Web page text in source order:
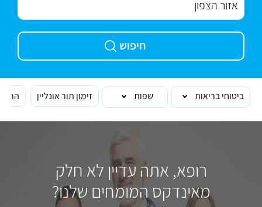
חיפוש
ביטוחי בריאות שפות זימון תור אונליין
רופא, אתה עדיין לא חלק
מאינדקס המומחים שלנו?